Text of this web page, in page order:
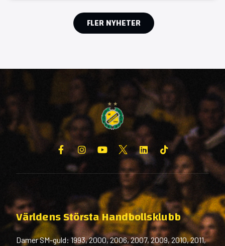
FLER NYHETER
Världens Största Handbollsklubb
Damer SM-guld: 1993, 2000, 2006, 2007, 2009, 2010, 2011,